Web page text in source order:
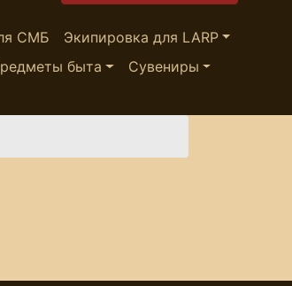
СМБ
Экипировка для LARP
быта
Сувениры